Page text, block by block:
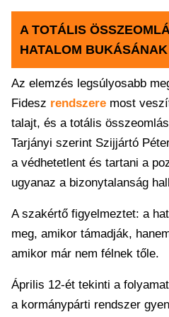
A TOTÁLIS
HATALOM
Az elemzés legsúlyosabb
Fidesz rendszere most
talajt, és a totális
Tarjányi szerint Szijjártó
a védhetetlent és tartani a
ugyanaz a bizonytalanság
A szakértő figyelmeztet: a
meg, amikor támadják,
amikor már nem félnek tőle.
Április 12-ét tekinti a
a kormánypárti rendszer